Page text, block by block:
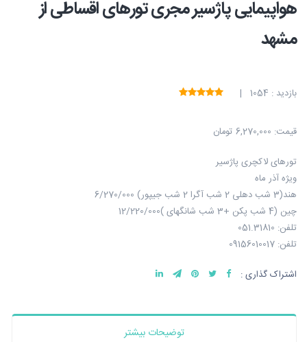
هواپیمایی پاژسیر مجری تورهای اقساطی از
مشهد
بازدید : 1054 |
قیمت: 6,270,000 تومان
تورهای لاکچری پاژسیر
ویژه آذر ماه
هند(3 شب دهلی 2 شب آگرا 2 شب جیپور) 6/270/000
چین (4 شب پکن +3 شب شانگهای )12/220/000
تلفن: 051.31810
تلفن: 09156010017
اشتراک گذاری :
توضیحات بیشتر